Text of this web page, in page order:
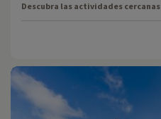
Descubra las actividades cercanas